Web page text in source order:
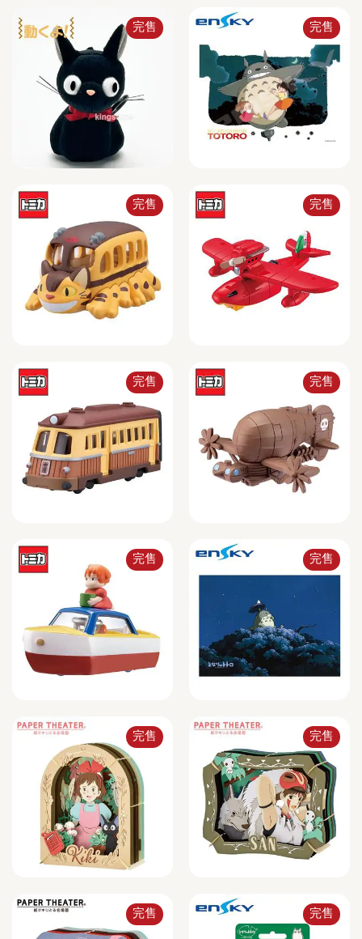
完售 完售
完售 完售
完售 完售
完售 完售
完售 完售
完售 完售